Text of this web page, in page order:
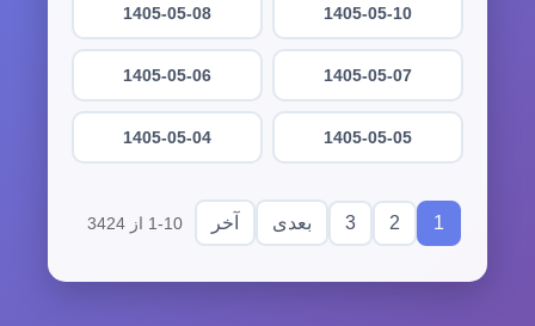
1405-05-10
1405-05-08
1405-05-07
1405-05-06
1405-05-05
1405-05-04
1
2
3 بعدی آخر 1-10 از 3424